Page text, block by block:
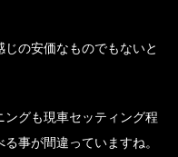
の安価なものでもないと
グも現車セッティング程
事が間違っていますね。